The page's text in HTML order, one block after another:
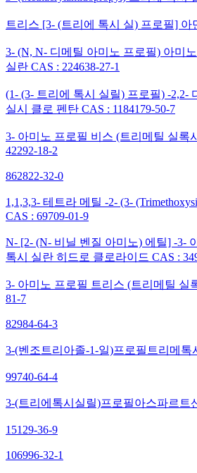
트리스 [3- (트리에 톡시 실) 프로필] 아
3- (N, N- 디메틸 아미노 프로필) 아미
실란 CAS : 224638-27-1
(1- (3- 트리에 톡시 실릴) 프로필) -2,2-
실시 클로 펜탄 CAS : 1184179-50-7
3- 아미노 프로필 비스 (트리메틸 실록
42292-18-2
862822-32-0
1,1,3,3- 테트라 메틸 -2- (3-
CAS : 69709-01-9
N- [2- (N- 비닐 벤질 아미노) 에틸] -3-
톡시 실란 히드로 클로라이드 CAS :
3- 아미노 프로필 트리스 (트리메틸 실
81-7
82984-64-3
3-(벤조트리아졸-1-일)프로필트리메톡
99740-64-4
3-(트리에톡시실릴)프로필아스파르트
15129-36-9
106996-32-1